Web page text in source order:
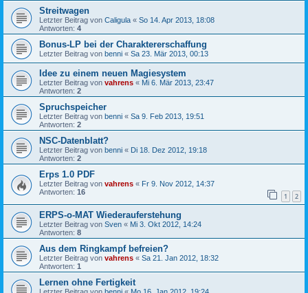
Streitwagen
Letzter Beitrag von Caligula « So 14. Apr 2013, 18:08
Antworten: 4
Bonus-LP bei der Charaktererschaffung
Letzter Beitrag von benni « Sa 23. Mär 2013, 00:13
Idee zu einem neuen Magiesystem
Letzter Beitrag von vahrens « Mi 6. Mär 2013, 23:47
Antworten: 2
Spruchspeicher
Letzter Beitrag von benni « Sa 9. Feb 2013, 19:51
Antworten: 2
NSC-Datenblatt?
Letzter Beitrag von benni « Di 18. Dez 2012, 19:18
Antworten: 2
Erps 1.0 PDF
Letzter Beitrag von vahrens « Fr 9. Nov 2012, 14:37
Antworten: 16 1 2
ERPS-o-MAT Wiederauferstehung
Letzter Beitrag von Sven « Mi 3. Okt 2012, 14:24
Antworten: 8
Aus dem Ringkampf befreien?
Letzter Beitrag von vahrens « Sa 21. Jan 2012, 18:32
Antworten: 1
Lernen ohne Fertigkeit